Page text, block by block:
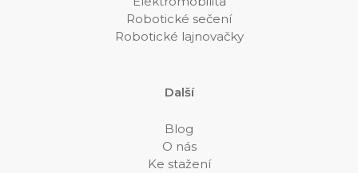
Robotické sečení
Robotické lajnovačky
Další
Blog
O nás
Ke stažení